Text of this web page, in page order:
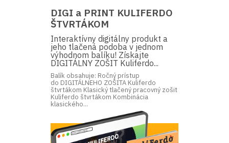
DIGI a PRINT KULIFERDO
ŠTVRTÁKOM
Interaktívny digitálny produkt a
jeho tlačená podoba v jednom
výhodnom balíku! Získajte
DIGITÁLNY ZOŠIT Kuliferdo...
Balík obsahuje: Ročný prístup
do DIGITÁLNEHO ZOŠITA Kuliferdo
štvrtákom Klasický tlačený pracovný zošit
Kuliferdo štvrtákom Kombinácia
klasického...